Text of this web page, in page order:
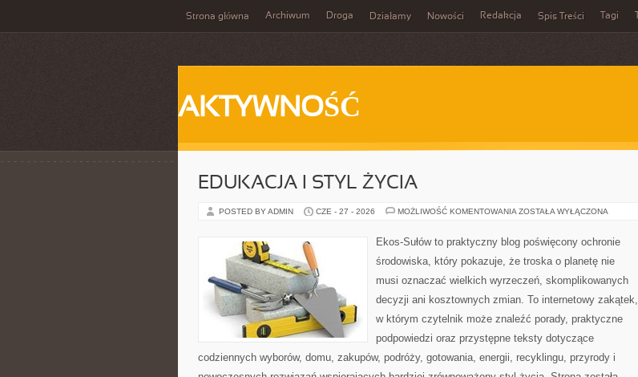
Strona główna Archiwum Droga Działamy Nowości Redakcja Spis Treści Tagi
AKTYWNOŚĆ
EDUKACJA I STYL ŻYCIA
POSTED BY ADMIN CZE - 27 - 2026 MOŻLIWOŚĆ KOMENTOWANIA EDUKACJA
ŻYCIA
ZOSTAŁA WYŁĄCZONA
Ekos-Sułów to praktyczny blog poświęcony ochronie
środowiska, który pokazuje, że troska o planetę nie
musi oznaczać wielkich wyrzeczeń, skomplikowanych
decyzji ani kosztownych zmian. To internetowy zakątek,
w którym czytelnik może znaleźć porady, praktyczne
podpowiedzi oraz przystępne teksty dotyczące
codziennych wyborów, domu, zakupów, podróży, gotowania, energii, recyklingu, przyrody i